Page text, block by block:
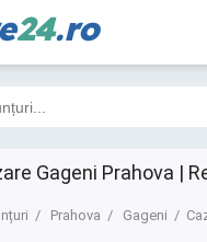
24.ro
Gageni Prahova |
Prahova Gageni
Toate
0